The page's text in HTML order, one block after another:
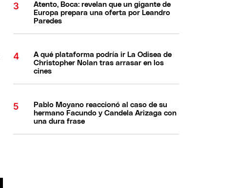
Atento, Boca: revelan que un gigante de
Europa prepara una oferta por Leandro
Paredes
A qué plataforma podría ir La Odisea de
Christopher Nolan tras arrasar en los
cines
Pablo Moyano reaccionó al caso de su
hermano Facundo y Candela Arizaga con
una dura frase